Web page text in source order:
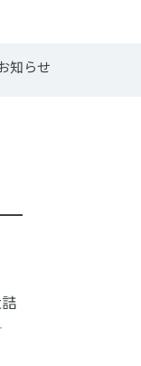
知らせ